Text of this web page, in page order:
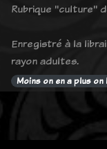
Rubrique "culture"
Enregistré à la
rayon adultes.
Moins on en a plus on